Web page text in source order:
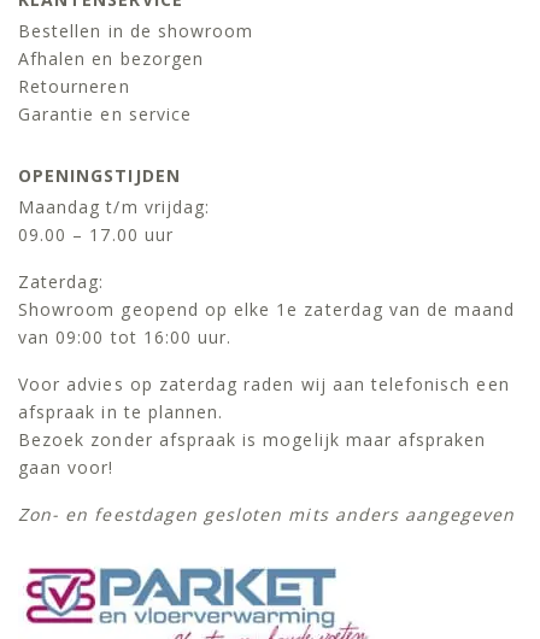
Bestellen in de showroom
Afhalen en bezorgen
Retourneren
Garantie en service
OPENINGSTIJDEN
Maandag t/m vrijdag:
09.00 – 17.00 uur
Zaterdag:
Showroom geopend op elke 1e zaterdag van de maand
van 09:00 tot 16:00 uur.
Voor advies op zaterdag raden wij aan telefonisch een
afspraak in te plannen.
Bezoek zonder afspraak is mogelijk maar afspraken
gaan voor!
Zon- en feestdagen gesloten mits anders aangegeven